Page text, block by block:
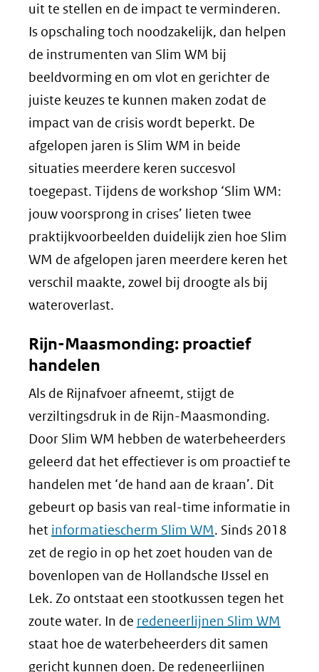
uit te stellen en de impact te verminderen.
Is opschaling toch noodzakelijk, dan helpen
de instrumenten van Slim WM bij
beeldvorming en om vlot en gerichter de
juiste keuzes te kunnen maken zodat de
impact van de crisis wordt beperkt. De
afgelopen jaren is Slim WM in beide
situaties meerdere keren succesvol
toegepast. Tijdens de workshop ‘Slim WM:
jouw voorsprong in crises’ lieten twee
praktijkvoorbeelden duidelijk zien hoe Slim
WM de afgelopen jaren meerdere keren het
verschil maakte, zowel bij droogte als bij
wateroverlast.
Rijn-Maasmonding: proactief
handelen
Als de Rijnafvoer afneemt, stijgt de
verziltingsdruk in de Rijn-Maasmonding.
Door Slim WM hebben de waterbeheerders
geleerd dat het effectiever is om proactief te
handelen met ‘de hand aan de kraan’. Dit
gebeurt op basis van real-time informatie in
het informatiescherm Slim WM. Sinds 2018
zet de regio in op het zoet houden van de
bovenlopen van de Hollandsche IJssel en
Lek. Zo ontstaat een stootkussen tegen het
zoute water. In de redeneerlijnen Slim WM
staat hoe de waterbeheerders dit samen
gericht kunnen doen. De redeneerlijnen